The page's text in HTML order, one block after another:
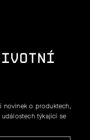
novinek o produktech,
týkající se